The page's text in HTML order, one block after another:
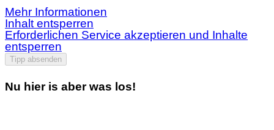
Mehr Informationen
Inhalt entsperren
Erforderlichen Service akzeptieren und Inhalte
entsperren
Tipp absenden
Nu hier is aber was los!